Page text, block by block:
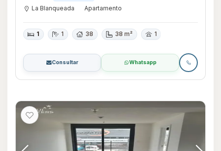
La Blanqueada Apartamento
1 1 38 38 m² 1
Consultar Whatsapp